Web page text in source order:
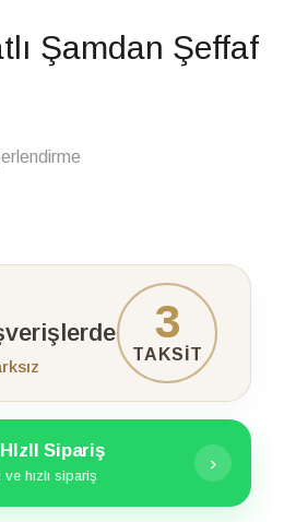
Şamdan Şeffaf
3
TAKSİT
Sipariş
hızlı sipariş
›